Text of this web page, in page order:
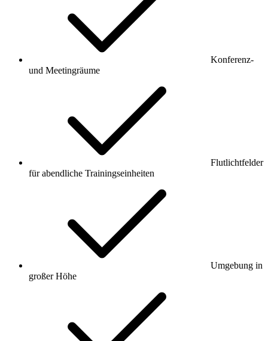
Konferenz-
und Meetingräume
Flutlichtfelder
für abendliche Trainingseinheiten
Umgebung in
großer Höhe